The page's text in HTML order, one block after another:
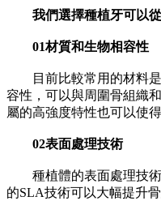
我們選擇種植牙可以從
01材質和生物相容性
目前比較常用的材料是
容性，可以與周圍骨組織
屬的高強度特性也可以使
02表面處理技術
種植體的表面處理技術
的SLA技術可以大幅提升